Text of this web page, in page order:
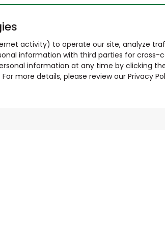
activity) to operate our site, analyze
information with third parties for cross-
information at any time by clicking the
more details, please review our Privacy